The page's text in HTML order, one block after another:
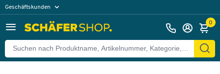
Geschäftskunden
0
Zurück